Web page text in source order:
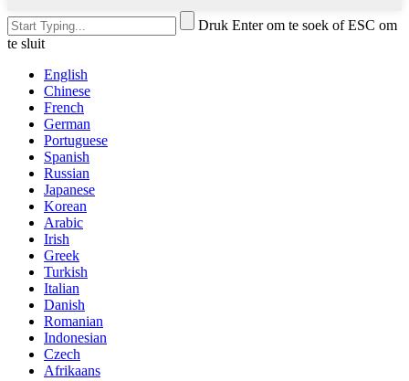
Druk Enter om te soek of ESC om
te sluit
English
Chinese
French
German
Portuguese
Spanish
Russian
Japanese
Korean
Arabic
Irish
Greek
Turkish
Italian
Danish
Romanian
Indonesian
Czech
Afrikaans